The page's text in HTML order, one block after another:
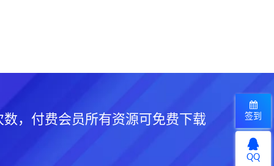
，付费会员所有资源可免费下载 签到
QQ